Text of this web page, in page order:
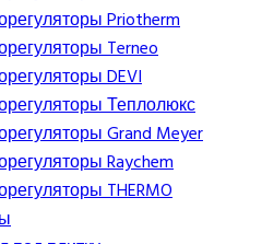
Priotherm
Terneo
DEVI
Теплолюкс
Grand Meyer
Raychem
THERMO